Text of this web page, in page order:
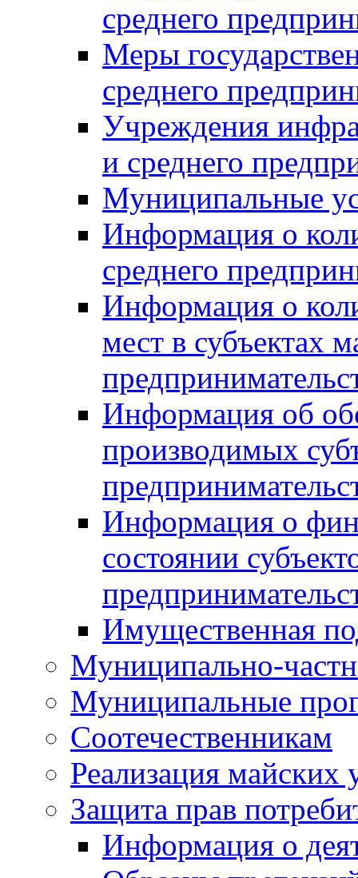
среднего
Меры
среднего
Учреждения
и среднего
Муниципальные
Информация о
среднего
Информация о
мест в субъектах
Информация об
производимых
Информация о
состоянии
Имущественная
Муниципально-
Муниципальные
Соотечественникам
Реализация майских
Защита прав
Информация о